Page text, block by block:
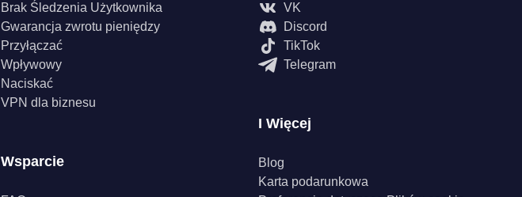
Brak Śledzenia Użytkownika
Gwarancja zwrotu pieniędzy
Przyłączać
Wpływowy
Naciskać
VPN dla biznesu
Wsparcie
VK
Discord
TikTok
Telegram
I Więcej
Blog
Karta podarunkowa